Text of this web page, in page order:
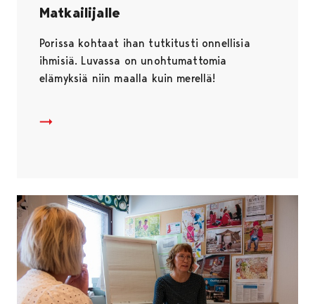
Matkailijalle
Porissa kohtaat ihan tutkitusti onnellisia
ihmisiä. Luvassa on unohtumattomia
elämyksiä niin maalla kuin merellä!
Matkailijalle
Avautuu uudessa välilehdessä